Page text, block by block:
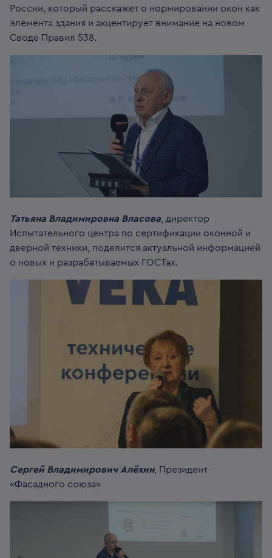
России, который расскажет о нормировании окон как
элемента здания и акцентирует внимание на новом
Своде Правил 538.
Татьяна Владимировна Власова , директор
Испытательного центра по сертификации оконной и
дверной техники, поделится актуальной информацией
о новых и разрабатываемых ГОСТах.
Сергей Владимирович Алёхин, Президент
«Фасадного союза»